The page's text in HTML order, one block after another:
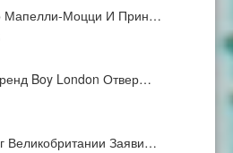
Мапелли-Моцци И Прин…
Boy London Отвер…
Великобритании Заяви…